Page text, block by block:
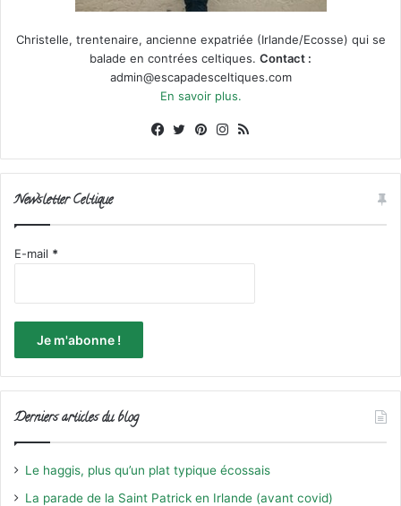
Christelle, trentenaire, ancienne expatriée (Irlande/Ecosse) qui se
balade en contrées celtiques. Contact :
admin@escapadesceltiques.com
En savoir plus.
Facebook
X PinterestInstagram
Newsletter Celtique
E-mail *
Derniers articles du blog
Le haggis, plus qu’un plat typique écossais
La parade de la Saint Patrick en Irlande (avant covid)